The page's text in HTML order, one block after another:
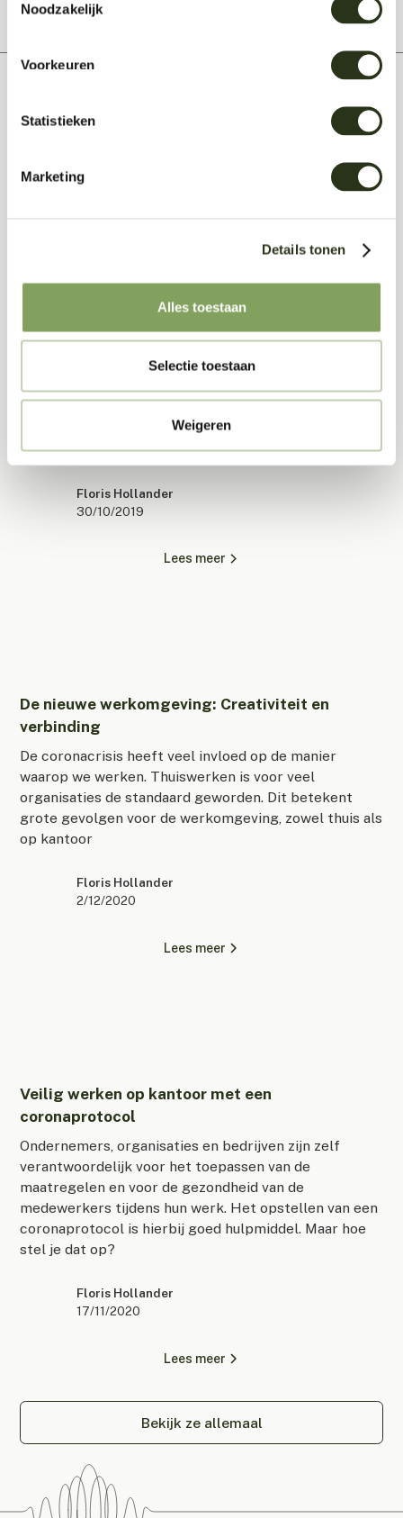
Noodzakelijk
Voorkeuren
Statistieken
Marketing
Details tonen
Alles toestaan
Selectie toestaan
Weigeren
Je werkplek als inspiratiebron? Zo doe je dat!
Elke werkplek kan een inspirerende werkplek zijn die
creativiteit stimuleert. Hoe? Gewoon zo.
Floris Hollander
30/10/2019
Lees meer
De nieuwe werkomgeving: Creativiteit en
verbinding
De coronacrisis heeft veel invloed op de manier
waarop we werken. Thuiswerken is voor veel
organisaties de standaard geworden. Dit betekent
grote gevolgen voor de werkomgeving, zowel thuis als
op kantoor
Floris Hollander
2/12/2020
Lees meer
Veilig werken op kantoor met een
coronaprotocol
Ondernemers, organisaties en bedrijven zijn zelf
verantwoordelijk voor het toepassen van de
maatregelen en voor de gezondheid van de
medewerkers tijdens hun werk. Het opstellen van een
coronaprotocol is hierbij goed hulpmiddel. Maar hoe
stel je dat op?
Floris Hollander
17/11/2020
Lees meer
Bekijk ze allemaal